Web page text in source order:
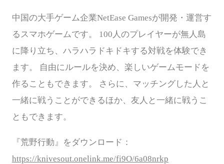
中国の大手ゲーム企業NetEase Gamesが開発・運営す
るスマホゲームです。 100人のプレイヤーが無人島
に降り立ち、ハラハラドキドキする対戦を体験でき
ます。 自由にルールを決め、楽しいゲームモードを
作ることもできます。 さらに、マッチングした人と
一緒に戦うことができるほか、友人と一緒に戦うこ
ともできます。
『荒野行動』をダウンロード：
https://knivesout.onelink.me/fi9O/6a08nrkp